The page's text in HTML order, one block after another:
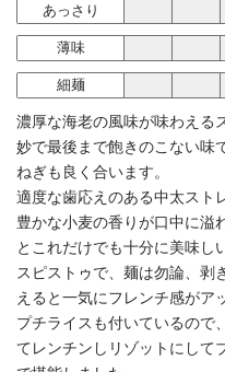
あっさり
薄味
細麺
濃厚な海老の風味が味わえる
妙で最後まで飽きのこない味
ねぎも良く合います。
適度な歯応えのある中太スト
豊かな小麦の香りが口中に溢
とこれだけでも十分に美味し
スピストゥで、麺は勿論、剥
えると一気にフレンチ感がア
プチライスも付いているので
てレンチンしリゾットにして